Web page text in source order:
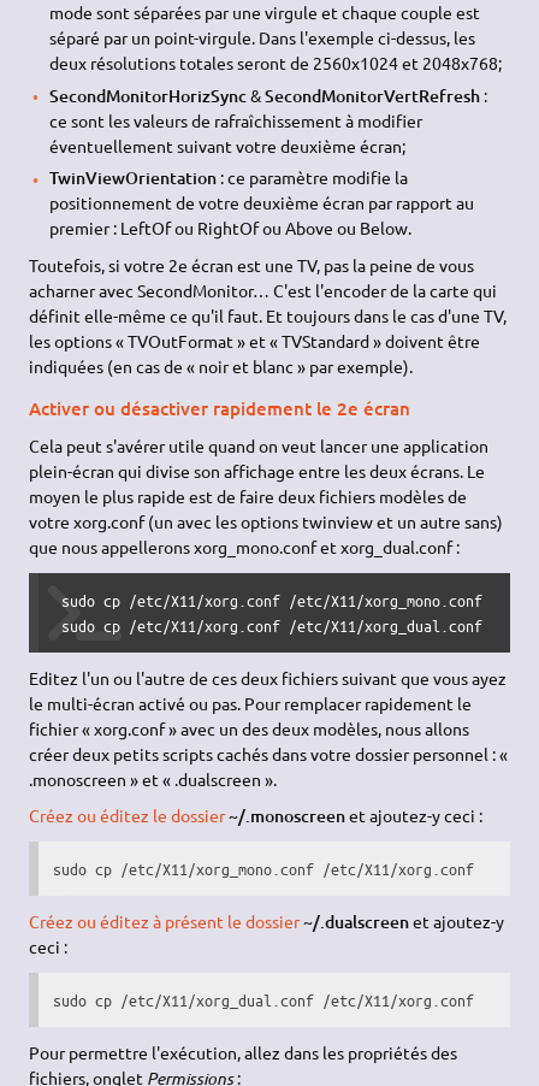
mode sont séparées par une virgule et chaque couple est
séparé par un point-virgule. Dans l'exemple ci-dessus, les
deux résolutions totales seront de 2560x1024 et 2048x768;
SecondMonitorHorizSync &SecondMonitorVertRefresh:
ce sont les valeurs de rafraîchissement à modifier
éventuellement suivant votre deuxième écran;
TwinViewOrientation: ce paramètre modifie la
positionnement de votre deuxième écran par rapport au
premier : LeftOf ou RightOf ou Above ou Below.
Toutefois, si votre 2e écran est une TV, pas la peine de vous
acharner avec SecondMonitor… C'est l'encoder de la carte qui
définit elle-même ce qu'il faut. Et toujours dans le cas d'une TV,
les options « TVOutFormat » et « TVStandard » doivent être
indiquées (en cas de « noir et blanc » par exemple).
Activer ou désactiver rapidement le 2e écran
Cela peut s'avérer utile quand on veut lancer une application
plein-écran qui divise son affichage entre les deux écrans. Le
moyen le plus rapide est de faire deux fichiers modèles de
votre xorg.conf (un avec les options twinview et un autre sans)
que nous appellerons xorg_mono.conf et xorg_dual.conf :
sudo cp /etc/X11/xorg.conf /etc/X11/xorg_mono.conf
sudo cp /etc/X11/xorg.conf /etc/X11/xorg_dual.conf
Editez l'un ou l'autre de ces deux fichiers suivant que vous ayez
le multi-écran activé ou pas. Pour remplacer rapidement le
fichier « xorg.conf » avec un des deux modèles, nous allons
créer deux petits scripts cachés dans votre dossier personnel : «
.monoscreen » et « .dualscreen ».
Créez ou éditez le dossier~/.monoscreenet ajoutez-y ceci :
sudo cp /etc/X11/xorg_mono.conf /etc/X11/xorg.conf
Créez ou éditez à présent le dossier~/.dualscreenet ajoutez-y
ceci :
sudo cp /etc/X11/xorg_dual.conf /etc/X11/xorg.conf
Pour permettre l'exécution, allez dans les propriétés des
fichiers, onglet Permissions: